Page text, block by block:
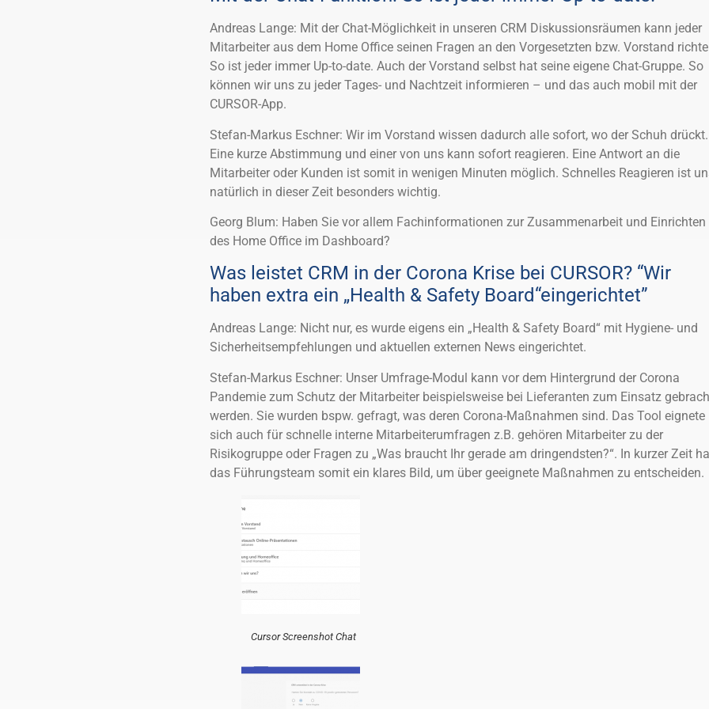
Andreas Lange: Mit der Chat-Möglichkeit in unseren CRM Diskussionsräumen kann jeder
Mitarbeiter aus dem Home Office seinen Fragen an den Vorgesetzten bzw. Vorstand
So ist jeder immer Up-to-date. Auch der Vorstand selbst hat seine eigene Chat-Gruppe. So
können wir uns zu jeder Tages- und Nachtzeit informieren – und das auch mobil mit der
CURSOR-App.
Stefan-Markus Eschner: Wir im Vorstand wissen dadurch alle sofort, wo der Schuh drückt.
Eine kurze Abstimmung und einer von uns kann sofort reagieren. Eine Antwort an die
Mitarbeiter oder Kunden ist somit in wenigen Minuten möglich. Schnelles Reagieren ist
natürlich in dieser Zeit besonders wichtig.
Georg Blum: Haben Sie vor allem Fachinformationen zur Zusammenarbeit und Einrichten
des Home Office im Dashboard?
Was leistet CRM in der Corona Krise bei CURSOR? “Wir
haben extra ein „Health & Safety Board“eingerichtet”
Andreas Lange: Nicht nur, es wurde eigens ein „Health & Safety Board“ mit Hygiene- und
Sicherheitsempfehlungen und aktuellen externen News eingerichtet.
Stefan-Markus Eschner: Unser Umfrage-Modul kann vor dem Hintergrund der Corona
Pandemie zum Schutz der Mitarbeiter beispielsweise bei Lieferanten zum Einsatz
werden. Sie wurden bspw. gefragt, was deren Corona-Maßnahmen sind. Das Tool eignete
sich auch für schnelle interne Mitarbeiterumfragen z.B. gehören Mitarbeiter zu der
Risikogruppe oder Fragen zu „Was braucht Ihr gerade am dringendsten?“. In kurzer Zeit
das Führungsteam somit ein klares Bild, um über geeignete Maßnahmen zu entscheiden.
Cursor Screenshot Chat